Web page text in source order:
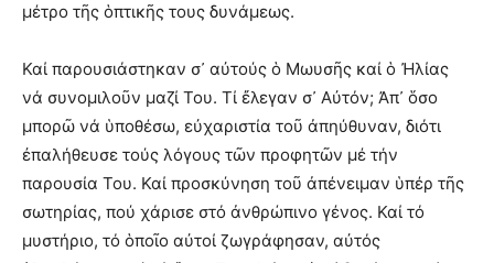
μέτρο τῆς ὁπτικῆς τους δυνάμεως.
Καί παρουσιάστηκαν σ᾽ αὐτούς ὁ Μωυσῆς καί ὁ Ἠλίας
νά συνομιλοῦν μαζί Του. Τί ἔλεγαν σ᾽ Αὐτόν; Ἀπ᾽ ὅσο
μπορῶ νά ὑποθέσω, εὐχαριστία τοῦ ἀπηύθυναν, διότι
ἐπαλήθευσε τούς λόγους τῶν προφητῶν μέ τήν
παρουσία Του. Καί προσκύνηση τοῦ ἀπένειμαν ὑπέρ τῆς
σωτηρίας, πού χάρισε στό ἀνθρώπινο γένος. Καί τό
μυστήριο, τό ὁποῖο αὐτοί ζωγράφησαν, αὐτός